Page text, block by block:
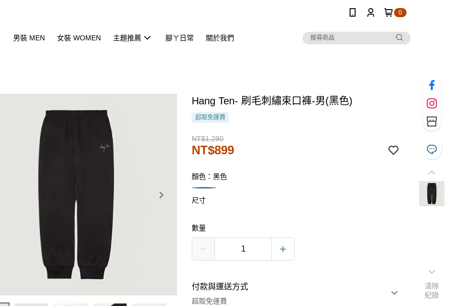
0
男裝 MEN 女裝 WOMEN 主題推薦 腳ㄚ日常 關於我們
Hang Ten- 刷毛刺繡束口褲-男(黑色)
超取免運費
NT$1,290
NT$899
顏色：黑色
尺寸
數量
付款與運送方式
超取免運費
清除
紀錄